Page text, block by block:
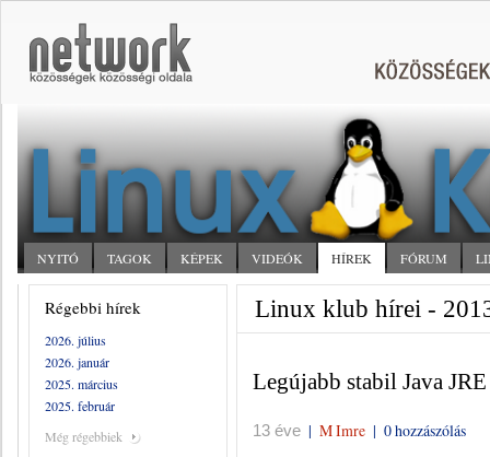
NYITÓ TAGOK KÉPEK VIDEÓK HÍREK FÓRUM
Régebbi hírek
2026. július
2026. január
2025. március
2025. február
Még régebbiek
Linux klub hírei -
Legújabb stabil Java
13 éve | M Imre | 0 hozzászólás